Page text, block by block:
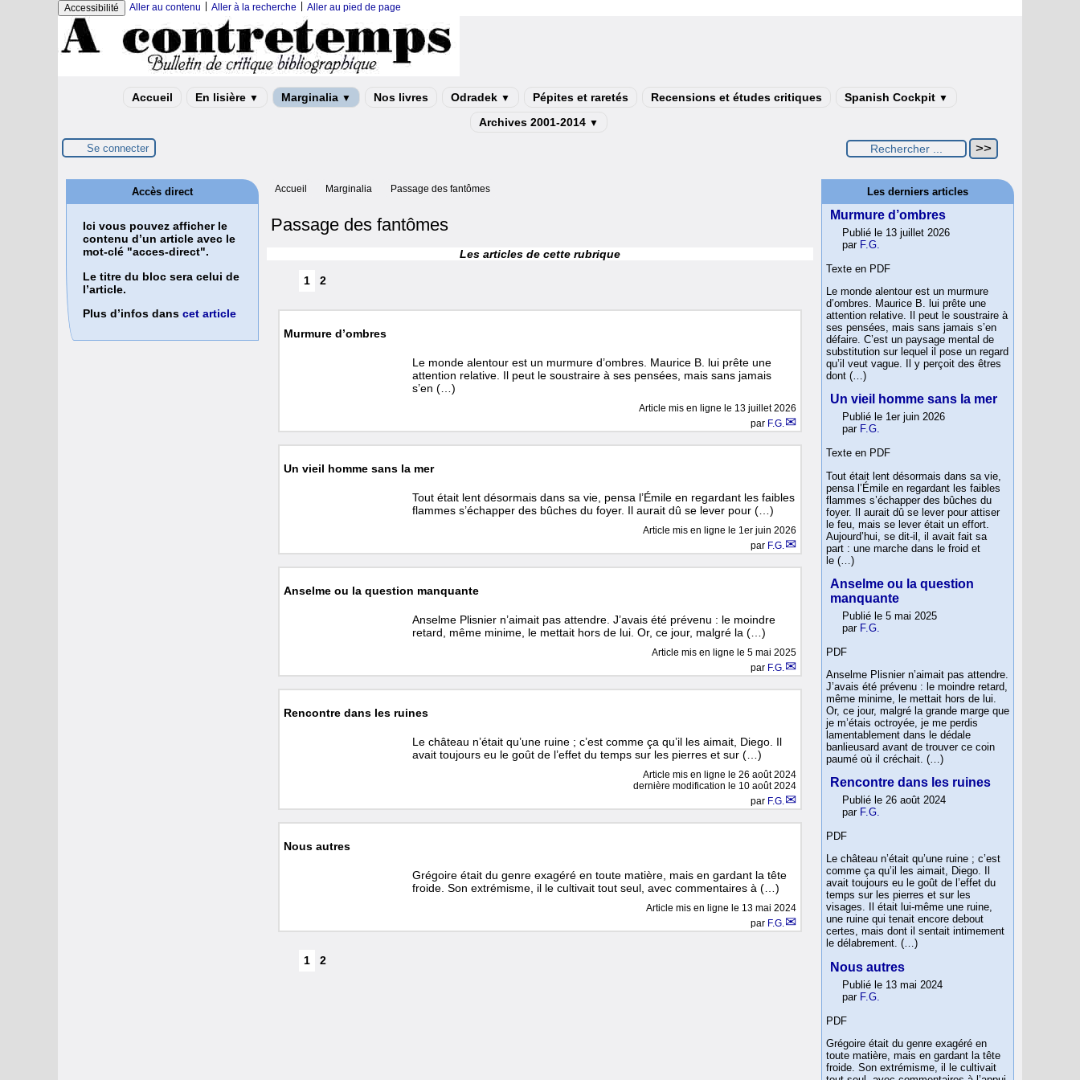
Accessibilité Aller au contenu Aller à la recherche Aller au pied de page
Accueil En lisière ▼ Marginalia ▼ Nos livres Odradek ▼ Pépites et raretés Recensions et études critiques Spanish Cockpit ▼
Archives 2001-2014 ▼
Se connecter
Accueil Marginalia Passage des fantômes
Passage des fantômes
Les articles de cette rubrique
1 2
Murmure d’ombres
Le monde alentour est un murmure d’ombres. Maurice B. lui prête une
attention relative. Il peut le soustraire à ses pensées, mais sans jamais
s’en (…)
Article mis en ligne le 13 juillet 2026
par F.G.
Un vieil homme sans la mer
Tout était lent désormais dans sa vie, pensa l’Émile en regardant les faibles
flammes s’échapper des bûches du foyer. Il aurait dû se lever pour (…)
Article mis en ligne le 1er juin 2026
par F.G.
Anselme ou la question manquante
Anselme Plisnier n’aimait pas attendre. J’avais été prévenu : le moindre
retard, même minime, le mettait hors de lui. Or, ce jour, malgré la (…)
Article mis en ligne le5 mai 2025
par F.G.
Rencontre dans les ruines
Le château n’était qu’une ruine ; c’est comme ça qu’il les aimait, Diego. Il
avait toujours eu le goût de l’effet du temps sur les pierres et sur (…)
Article mis en ligne le26 août 2024
dernière modification le 10 août 2024
par F.G.
Nous autres
Grégoire était du genre exagéré en toute matière, mais en gardant la tête
froide. Son extrémisme, il le cultivait tout seul, avec commentaires à (…)
Article mis en ligne le 13 mai 2024
par F.G.
1 2
Accès direct
Ici vous pouvez afficher le
contenu d’un article avec le
mot-clé "acces-direct".
Le titre du bloc sera celui de
l’article.
Plus d’infos dans cet article
Les derniers articles
Murmure d’ombres
Publié le 13 juillet 2026
par F.G.
Texte en PDF
Le monde alentour est un murmure
d’ombres. Maurice B. lui prête une
attention relative. Il peut le soustraire à
ses pensées, mais sans jamais s’en
défaire. C’est un paysage mental de
substitution sur lequel il pose un regard
qu’il veut vague. Il y perçoit des êtres
dont (…)
Un vieil homme sans la mer
Publié le 1er juin 2026
par F.G.
Texte en PDF
Tout était lent désormais dans sa vie,
pensa l’Émile en regardant les faibles
flammes s’échapper des bûches du
foyer. Il aurait dû se lever pour attiser
le feu, mais se lever était un effort.
Aujourd’hui, se dit-il, il avait fait sa
part : une marche dans le froid et
le (…)
Anselme ou la question
manquante
Publié le 5 mai 2025
par F.G.
PDF
Anselme Plisnier n’aimait pas attendre.
J’avais été prévenu : le moindre retard,
même minime, le mettait hors de lui.
Or, ce jour, malgré la grande marge que
je m’étais octroyée, je me perdis
lamentablement dans le dédale
banlieusard avant de trouver ce coin
paumé où il créchait. (…)
Rencontre dans les ruines
Publié le 26 août 2024
par F.G.
PDF
Le château n’était qu’une ruine ; c’est
comme ça qu’il les aimait, Diego. Il
avait toujours eu le goût de l’effet du
temps sur les pierres et sur les
visages. Il était lui-même une ruine,
une ruine qui tenait encore debout
certes, mais dont il sentait intimement
le délabrement. (…)
Nous autres
Publié le 13 mai 2024
par F.G.
PDF
Grégoire était du genre exagéré en
toute matière, mais en gardant la tête
froide. Son extrémisme, il le cultivait